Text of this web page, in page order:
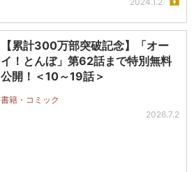
【累計300万部突破記念】「オー
イ！とんぼ」第62話まで特別無料
公開！＜10～19話＞
書籍・コミック
2026.7.2